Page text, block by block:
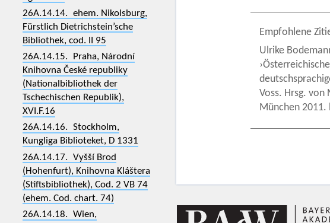
26A.14.14. ehem. Nikolsburg,
Fürstlich Dietrichstein’sche
Bibliothek, cod. II 95
26A.14.15. Praha, Národní
Knihovna České republiky
(Nationalbibliothek der
Tschechischen Republik),
XVI.F.16
26A.14.16. Stockholm,
Kungliga Biblioteket, D 1331
26A.14.17. Vyšší Brod
(Hohenfurt), Knihovna Kláštera
(Stiftsbibliothek), Cod. 2 VB 74
(ehem. Cod. chart. 74)
26A.14.18. Wien,
Empfohlene
Ulrike
Voss. Hrsg. von
München